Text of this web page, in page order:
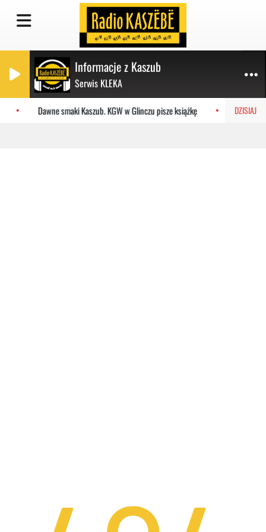
Informacje z Kaszub
Serwis KLEKA
DZISIAJ
Dawne smaki Kaszub. KGW w Glinczu pisze książkę I liga: